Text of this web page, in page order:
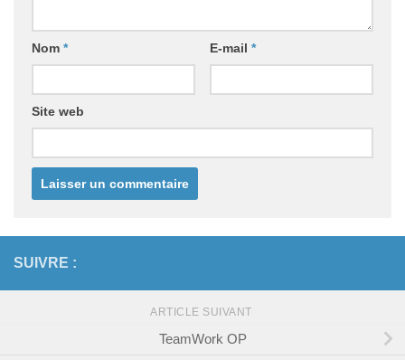
Nom * E-mail *
Site web
SUIVRE :
ARTICLE SUIVANT
TeamWork OP